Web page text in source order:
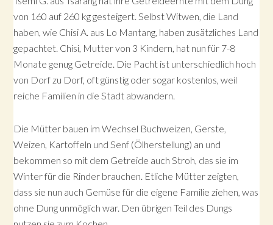
von 160 auf 260 kg gesteigert. Selbst Witwen, die Land
haben, wie Chisi A. aus Lo Mantang, haben zusätzliches Land
gepachtet. Chisi, Mutter von 3 Kindern, hat nun für 7-8
Monate genug Getreide. Die Pacht ist unterschiedlich hoch
von Dorf zu Dorf, oft günstig oder sogar kostenlos, weil
reiche Familien in die Stadt abwandern.
Die Mütter bauen im Wechsel Buchweizen, Gerste,
Weizen, Kartoffeln und Senf (Ölherstellung) an und
bekommen so mit dem Getreide auch Stroh, das sie im
Winter für die Rinder brauchen. Etliche Mütter zeigten,
dass sie nun auch Gemüse für die eigene Familie ziehen, was
ohne Dung unmöglich war. Den übrigen Teil des Dungs